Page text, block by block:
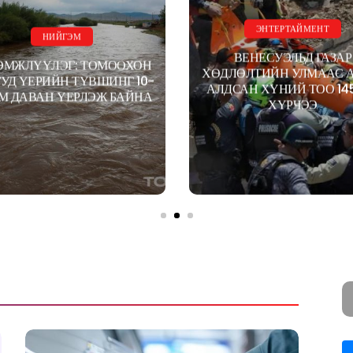
НИЙГЭМ
ТОМООХОН
ҮЕРИЙН ТҮВШИНГ 10-
ДАВАН ҮЕРЛЭЖ БАЙНА
ЭНТЕРТАЙМЕНТ
ВЕНЕСУЭЛЬД ГАЗАР
ХӨДЛӨЛТИЙН УЛМААС
АЛДСАН ХҮНИЙ ТОО
ХҮРЧЭЭ